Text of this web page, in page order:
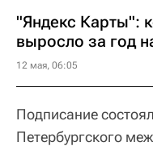
"Яндекс Карты":
выросло за год
12 мая, 06:05
Подписание
Петербургского